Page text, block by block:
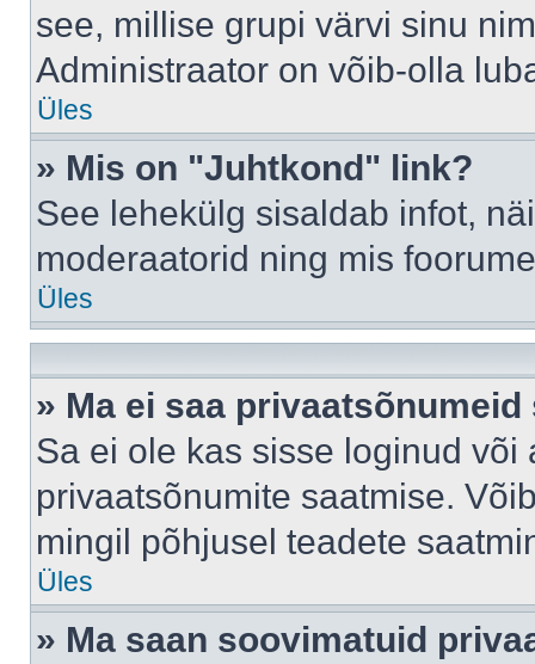
see, millise grupi värvi sinu
Administraator on võib-olla
Üles
» Mis on "Juhtkond" link?
See lehekülg sisaldab infot,
moderaatorid ning mis
Üles
» Ma ei saa privaatsõnumeid
Sa ei ole kas sisse loginud
privaatsõnumite saatmise.
mingil põhjusel teadete
Üles
» Ma saan soovimatuid